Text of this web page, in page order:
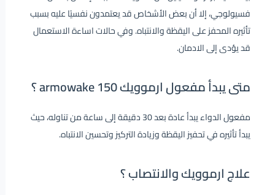
فسيولوجي، إلا أن بعض الأشخاص قد يعتمدون نفسيًا عليه بسبب
تأثيره المحفز على اليقظة والانتباه. وفي حالات اساءة الاستعمال
قد يؤدى إلى الادمان.
متى يبدأ مفعول ارموويك armowake 150 ؟
مفعول الدواء يبدأ عادة بعد 30 دقيقة إلى ساعة من تناوله، حيث
يبدأ تأثيره في تحفيز اليقظة وزيادة التركيز وتحسين الانتباه.
علاج ارموويك والانتصاب ؟